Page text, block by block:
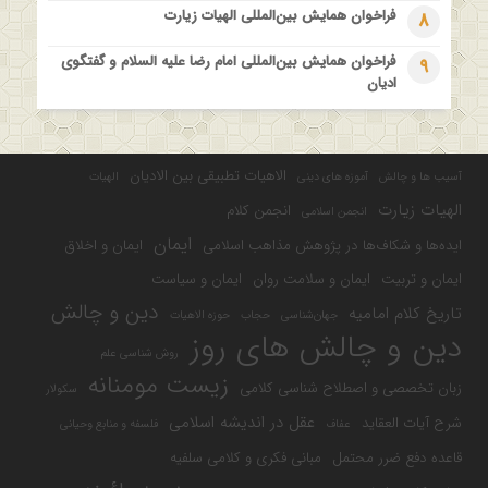
8 فراخوان همایش بین‌المللی الهیات زیارت
9
فراخوان همایش بین‌المللی امام رضا علیه السلام و گفتگوی
ادیان
آسیب ها و چالش آموزه های دینی الاهیات تطبیقی بین الادیان الهیات
الهیات زیارت انجمن اسلامی
انجمن کلام
ایده‌ها و شکاف‌ها در پژوهش مذاهب اسلامی ایمان ایمان و اخلاق
ایمان و تربیت ایمان و سلامت روان ایمان و سیاست
تاریخ کلام امامیه جهان‌شناسی حجاب حوزه الاهیات دین و چالش
دین و چالش های روز روش شناسی علم
زبان تخصصی و اصطلاح شناسی کلامی زیست مومنانه سکولار
شرح آیات العقاید عفاف عقل در اندیشه اسلامی فلسفه و منابع وحیانی
قاعده دفع ضرر محتمل مبانی فکری و کلامی سلفیه